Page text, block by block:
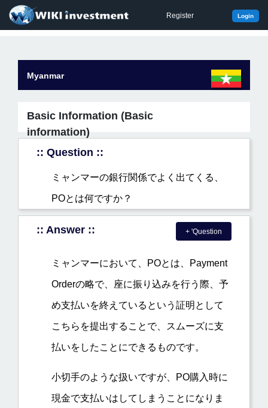
Register Login
Myanmar
Basic Information (Basic
information)
:: Question ::
ミャンマーの銀行関係でよく出てくる、
POとは何ですか？
:: Answer :: + 'Question
ミャンマーにおいて、POとは、Payment
Orderの略で、座に振り込みを行う際、予
め支払いを終えているという証明として
こちらを提出することで、スムーズに支
払いをしたことにできるものです。
小切手のような扱いですが、PO購入時に
現金で支払いはしてしまうことになりま